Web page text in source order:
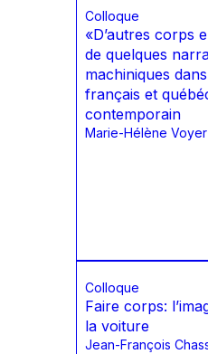
Colloque
«D’autres corps
de quelques
machiniques
français et
contemporain
Marie-Hélène Voyer
Colloque
Faire corps:
la voiture
Jean-François